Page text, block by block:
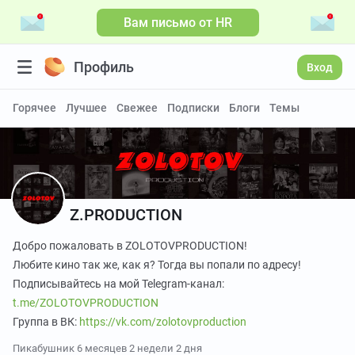
Вам письмо от HR
Профиль Вход
Горячее Лучшее Свежее Подписки Блоги Темы
Z.PRODUCTION
Добро пожаловать в ZOLOTOVPRODUCTION!
Любите кино так же, как я? Тогда вы попали по адресу!
Подписывайтесь на мой Telegram-канал:
t.me/ZOLOTOVPRODUCTION
Группа в ВК: https://vk.com/zolotovproduction
Пикабушник 6 месяцев 2 недели 2 дня